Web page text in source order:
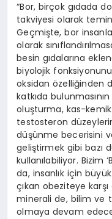
“Bor, birçok gıdada
takviyesi olarak
Geçmişte, bor
olarak
besin gıdalarına
biyolojik
oksidan özelliğinden
katkıda
oluşturma, kas-kemik
testosteron
düşünme becerisini
geliştirmek gibi bazı
kullanılabiliyor. Bizim
da, insanlık için
çıkan obeziteye
minerali de, bilim ve
olmaya devam